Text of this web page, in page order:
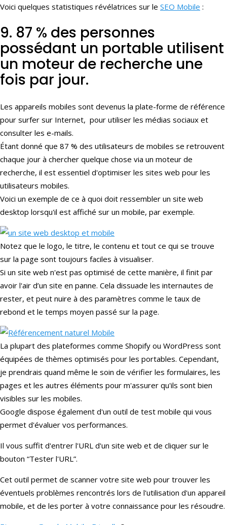
Voici quelques statistiques révélatrices sur le SEO Mobile :
9. 87 % des personnes
possédant un portable utilisent
un moteur de recherche une
fois par jour.
Les appareils mobiles sont devenus la plate-forme de référence
pour surfer sur Internet, pour utiliser les médias sociaux et
consulter les e-mails.
Étant donné que 87 % des utilisateurs de mobiles se retrouvent
chaque jour à chercher quelque chose via un moteur de
recherche, il est essentiel d'optimiser les sites web pour les
utilisateurs mobiles.
Voici un exemple de ce à quoi doit ressembler un site web
desktop lorsqu'il est affiché sur un mobile, par exemple.
Notez que le logo, le titre, le contenu et tout ce qui se trouve
sur la page sont toujours faciles à visualiser.
Si un site web n'est pas optimisé de cette manière, il finit par
avoir l'air d’un site en panne. Cela dissuade les internautes de
rester, et peut nuire à des paramètres comme le taux de
rebond et le temps moyen passé sur la page.
La plupart des plateformes comme Shopify ou WordPress sont
équipées de thèmes optimisés pour les portables. Cependant,
je prendrais quand même le soin de vérifier les formulaires, les
pages et les autres éléments pour m'assurer qu'ils sont bien
visibles sur les mobiles.
Google dispose également d'un outil de test mobile qui vous
permet d'évaluer vos performances.
Il vous suffit d'entrer l'URL d'un site web et de cliquer sur le
bouton “Tester l'URL”.
Cet outil permet de scanner votre site web pour trouver les
éventuels problèmes rencontrés lors de l'utilisation d'un appareil
mobile, et de les porter à votre connaissance pour les résoudre.